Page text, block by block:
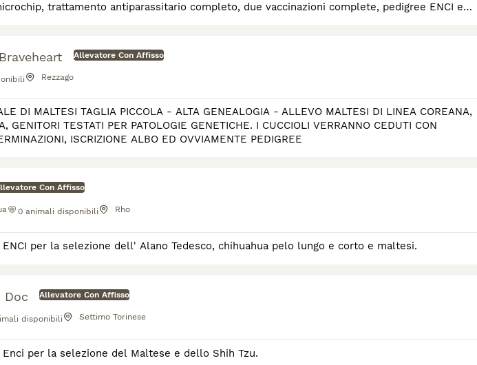
trattamento antiparassitario completo, due vaccinazioni complete, pedigree ENCI e
Allevatore Con Affisso
Rezzago
DI MALTESI TAGLIA PICCOLA - ALTA GENEALOGIA - ALLEVO MALTESI DI LINEA COREANA,
GENITORI TESTATI PER PATOLOGIE GENETICHE. I CUCCIOLI VERRANNO CEDUTI CON
ISCRIZIONE ALBO ED OVVIAMENTE PEDIGREE
Con Affisso
0 animali disponibili Rho
per la selezione dell' Alano Tedesco, chihuahua pelo lungo e corto e maltesi.
Doc Allevatore Con Affisso
disponibili Settimo Torinese
per la selezione del Maltese e dello Shih Tzu.